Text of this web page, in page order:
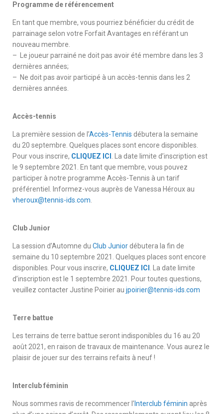
Programme de référencement
En tant que membre, vous pourriez bénéficier du crédit de
parrainage selon votre Forfait Avantages en référant un
nouveau membre.
– Le joueur parrainé ne doit pas avoir été membre dans les 3
dernières années;
– Ne doit pas avoir participé à un accès-tennis dans les 2
dernières années.
Accès-tennis
La première session de l’Accès-Tennis débutera la semaine
du 20 septembre. Quelques places sont encore disponibles.
Pour vous inscrire, CLIQUEZ ICI . La date limite d’inscription est
le 9 septembre 2021. En tant que membre, vous pouvez
participer à notre programme Accès-Tennis à un tarif
préférentiel. Informez-vous auprès de Vanessa Héroux au
vheroux@tennis-ids.com.
Club Junior
La session d’Automne du Club Junior débutera la fin de
semaine du 10 septembre 2021. Quelques places sont encore
disponibles. Pour vous inscrire, CLIQUEZ ICI . La date limite
d’inscription est le 1 septembre 2021. Pour toutes questions,
veuillez contacter Justine Poirier au jpoirier@tennis-ids.com
Terre battue
Les terrains de terre battue seront indisponibles du 16 au 20
août 2021, en raison de travaux de maintenance. Vous aurez le
plaisir de jouer sur des terrains refaits à neuf !
Interclub féminin
Nous sommes ravis de recommencer l’ Interclub féminin après